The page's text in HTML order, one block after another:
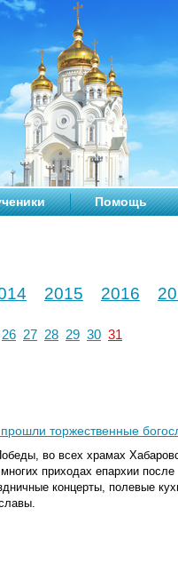
Помощь
2015 2016
26 27 28 29 30 31
торжественные
во всех храмах
приходах епархии после
концерты, полевые